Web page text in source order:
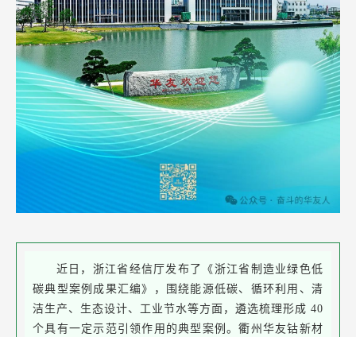
近日，浙江省经信厅发布了《浙江省制造业绿色低
碳典型案例成果汇编》，围绕能源低碳、循环利用、清
洁生产、生态设计、工业节水等方面，遴选梳理形成 40
个具有一定示范引领作用的典型案例。衢州华友钴新材